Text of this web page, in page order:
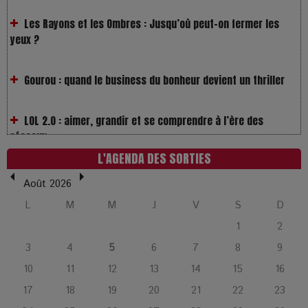
Gourou : quand le business du bonheur devient un thriller
LOL 2.0 : aimer, grandir et se comprendre à l’ère des
L’Affaire Bojarski : entre faux billets et vraie tragédie
humaine
L’or blanc à la croisée des chemins : Rumilly interroge
l’avenir de la montagne française
La Femme de Ménage : Plongez dans le thriller
psychologique qui a conquis le monde !
La Condition : Sous le vernis de la bourgeoisie, la violence
L'AGENDA DES SORTIES
Août 2026
L
M M J V S
D
1
2
3
4 5 6 7 8
9
10
11 12 13 14 15
16
17
18 19 20 21 22
23